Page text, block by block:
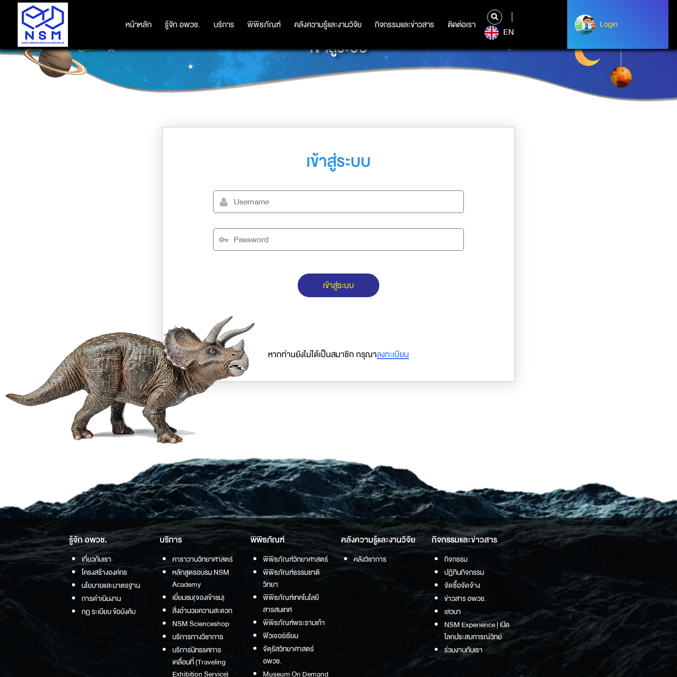
หน้าหลัก รู้จัก อพวช. บริการ พิพิธภัณฑ์ คลังความรู้และงานวิจัย กิจกรรมและข่าวสาร ติดต่อเรา
หน้าหลัก รู้จัก อพวช. บริการ พิพิธภัณฑ์ คลังความรู้และงานวิจัย กิจกรรมและข่าวสาร ติดต่อเรา
EN
Login
Albert Einstein
เข้าสู่ระบบ
เข้าสู่ระบบ
เข้าสู่ระบบ
หากท่านยังไม่ได้เป็นสมาชิก กรุณาลงทะเบียน
รู้จัก อพวช.
เกี่ยวกับเรา
โครงสร้างองค์กร
นโยบายและมาตรฐาน
การดำเนินงาน
กฏ ระเบียบ ข้อบังคับ
บริการ
คาราวานวิทยาศาสตร์
หลักสูตรอบรม NSM
Academy
เยี่ยมชม(จองเข้าชม)
สิ่งอำนวยความสะดวก
NSM Scienceshop
บริการทางวิชาการ
บริการนิทรรศการ
เคลื่อนที่ (Traveling
Exhibition Service)
พิพิธภัณฑ์
พิพิธภัณฑ์วิทยาศาสตร์
พิพิธภัณฑ์ธรรมชาติ
วิทยา
พิพิธภัณฑ์เทคโนโลยี
สารสนเทศ
พิพิธภัณฑ์พระรามเก้า
ฟิวเจอร์เรียม
จัตุรัสวิทยาศาสตร์
อพวช.
Museum On Demand
คลังความรู้และงานวิจัย
คลังวิชาการ
กิจกรรมและข่าวสาร
กิจกรรม
ปฏิทินกิจกรรม
จัดซื้อจัดจ้าง
ข่าวสาร อพวช.
เสวนา
NSM Experience | เปิด
โลกประสบการณ์วิทย์
ร่วมงานกับเรา